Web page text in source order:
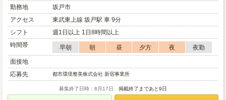
勤務地
坂戸市
アクセス
東武東上線 坂戸駅 車 9分
シフト
週1日以上 1日8時間以上
時間帯
早朝 朝 昼 夕方 夜
夜勤
面接地
応募先
都市環境整美株式会社 新宿事業所
募集終了日時：8月17日 掲載終了まであと9日